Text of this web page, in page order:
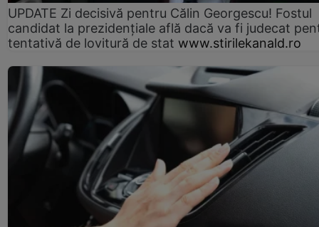
UPDATE Zi decisivă pentru Călin Georgescu! Fostul
candidat la prezidențiale află dacă va fi judecat
tentativă de lovitură de stat www.stirilekanald.ro